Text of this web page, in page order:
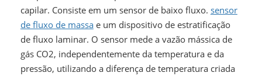
capilar. Consiste em um sensor de baixo fluxo. sensor
de fluxo de massae um dispositivo de estratificação
de fluxo laminar. O sensor mede a vazão mássica de
gás CO2, independentemente da temperatura e da
pressão, utilizando a diferença de temperatura criada